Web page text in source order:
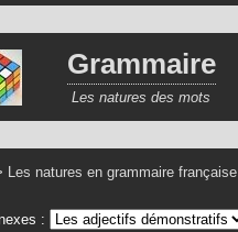
Grammaire
Les natures des mots
Les natures en grammaire française
: